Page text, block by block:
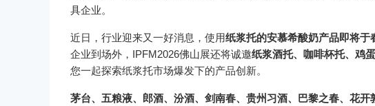
具企业。
近日，行业迎来又一好消息，使用纸浆托的安慕希酸奶产品即将于
企业到场外，IPFM2026佛山展还将诚邀纸浆酒托、咖啡杯托、鸡
您一起探索纸浆托市场爆发下的产品创新。
茅台、五粮液、郎酒、汾酒、剑南春、贵州习酒、巴黎之春、花开